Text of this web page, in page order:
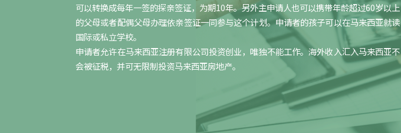
可以转换成每年一签的探亲签证，为期10年。另外主申请人也可以携带年龄超过60岁以上
的父母或者配偶父母办理依亲签证一同参与这个计划。申请者的孩子可以在马来西亚就读
国际或私立学校。
申请者允许在马来西亚注册有限公司投资创业，唯独不能工作。海外收入汇入马来西亚不
会被征税，并可无限制投资马来西亚房地产。